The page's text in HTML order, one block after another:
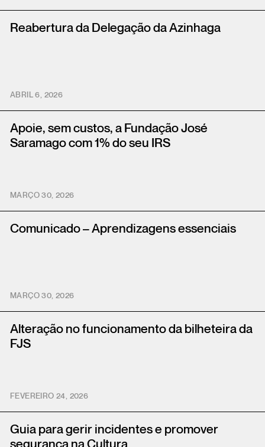
Reabertura da Delegação da Azinhaga
ABRIL 6, 2026
Apoie, sem custos, a Fundação José
Saramago com 1% do seu IRS
MARÇO 30, 2026
Comunicado – Aprendizagens essenciais
MARÇO 30, 2026
Alteração no funcionamento da bilheteira da
FJS
FEVEREIRO 24, 2026
Guia para gerir incidentes e promover